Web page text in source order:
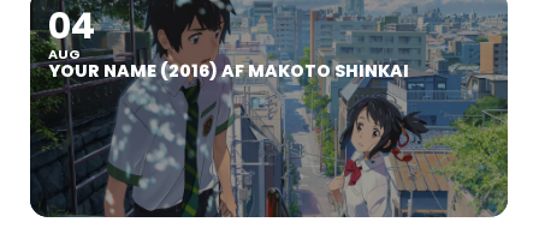
04
AUG
YOUR NAME (2016) AF MAKOTO SHINKAI